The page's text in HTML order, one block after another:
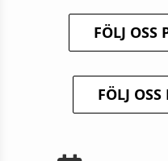
FÖLJ OSS
FÖLJ